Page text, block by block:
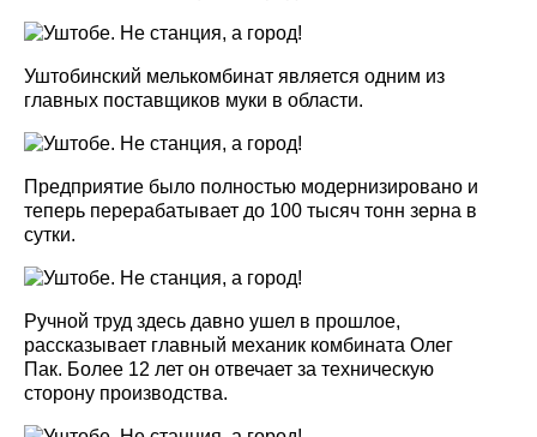
Уштобинский мелькомбинат является одним из
главных поставщиков муки в области.
Предприятие было полностью модернизировано и
теперь перерабатывает до 100 тысяч тонн зерна в
сутки.
Ручной труд здесь давно ушел в прошлое,
рассказывает главный механик комбината Олег
Пак. Более 12 лет он отвечает за техническую
сторону производства.